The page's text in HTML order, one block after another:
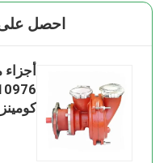
احصل
كومينز